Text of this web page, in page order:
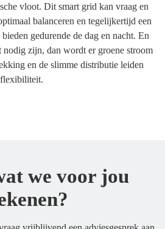
vloot. Dit smart grid kan vraag en
balanceren en tegelijkertijd een
gedurende de dag en nacht. En
nodig zijn, dan wordt er groene stroom
en de slimme distributie leiden
flexibiliteit.
we voor jou